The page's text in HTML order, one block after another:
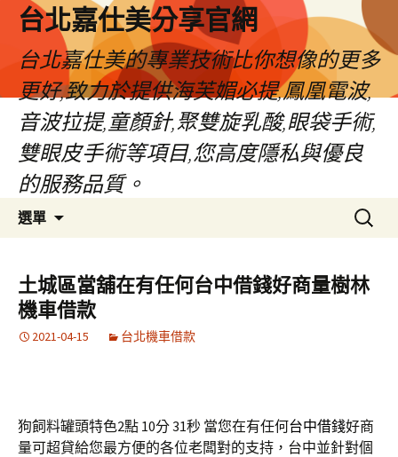
內
台北嘉仕美分享官網
台北嘉仕美的專業技術比你想像的更多
更好,致力於提供海芙媚必提,鳳凰電波,
音波拉提,童顏針,聚雙旋乳酸,眼袋手術,
雙眼皮手術等項目,您高度隱私與優良
的服務品質。
選單
搜
尋
鍵
字:
土城區當舖在有任何台中借錢好商量樹林
機車借款
2021-04-15 台北機車借款
狗飼料罐頭特色2點 10分 31秒 當您在有任何台中借錢好商
量可超貸給您最方便的各位老闆對的支持，台中並針對個